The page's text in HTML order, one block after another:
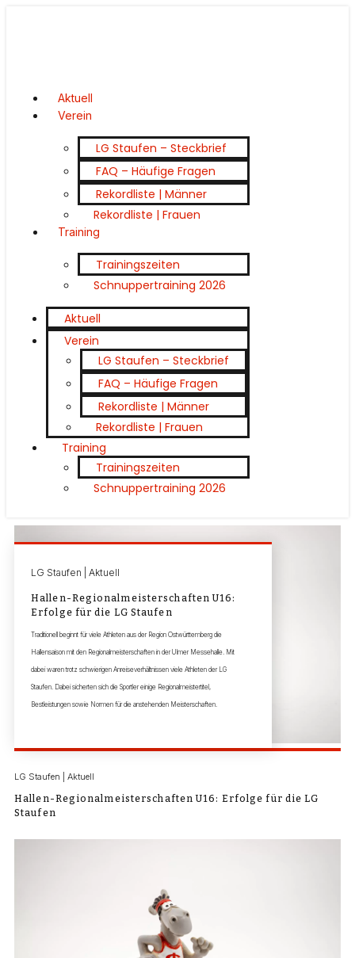
Aktuell
Verein
LG Staufen – Steckbrief
FAQ – Häufige Fragen
Rekordliste | Männer
Rekordliste | Frauen
Training
Trainingszeiten
Schnuppertraining 2026
Aktuell
Verein
LG Staufen – Steckbrief
FAQ – Häufige Fragen
Rekordliste | Männer
Rekordliste | Frauen
Training
Trainingszeiten
Schnuppertraining 2026
LG Staufen | Aktuell
Hallen-Regionalmeisterschaften U16:
Erfolge für die LG Staufen
Traditionell beginnt für viele Athleten aus der Region Ostwürttemberg die
Hallensaison mit den Regionalmeisterschaften in der Ulmer Messehalle. Mit
dabei waren trotz schwierigen Anreiseverhältnissen viele Athleten der LG
Staufen. Dabei sicherten sich die Sportler einige Regionalmeistertitel,
Bestleistungen sowie Normen für die anstehenden Meisterschaften.
LG Staufen | Aktuell
Hallen-Regionalmeisterschaften U16: Erfolge für die LG
Staufen